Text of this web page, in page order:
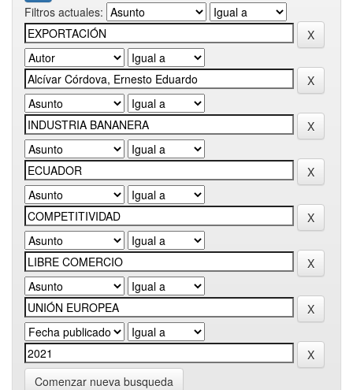
Filtros actuales:
Comenzar nueva busqueda